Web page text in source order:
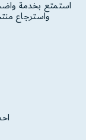
استمتع بخدمة
واسترجاع